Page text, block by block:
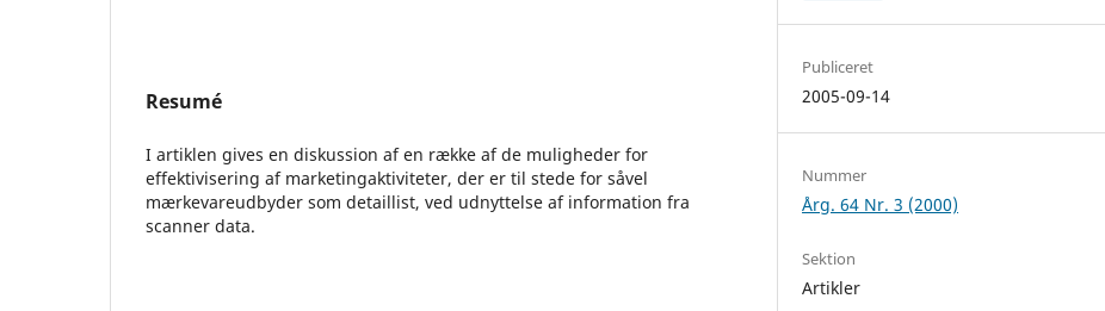
Resumé
I artiklen gives en diskussion af en række af de muligheder for
effektivisering af marketingaktiviteter, der er til stede for såvel
mærkevareudbyder som detaillist, ved udnyttelse af information fra
scanner data.
Publiceret
2005-09-14
Nummer
Årg. 64 Nr. 3 (2000)
Sektion
Artikler